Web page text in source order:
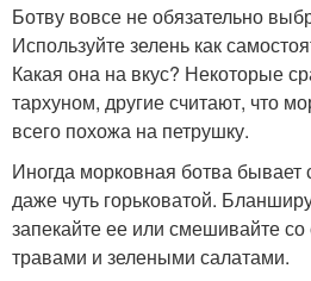
Ботву вовсе не обязательно
Используйте зелень как
Какая она на вкус? Некоторые
тархуном, другие считают, что
всего похожа на петрушку.
Иногда морковная ботва бывает
даже чуть горьковатой.
запекайте ее или смешивайте
травами и зелеными салатами.